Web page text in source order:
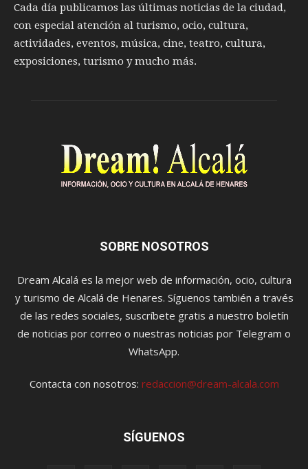
Cada día publicamos las últimas noticias de la ciudad,
con especial atención al turismo, ocio, cultura,
actividades, eventos, música, cine, teatro, cultura,
exposiciones, turismo y mucho más.
SOBRE NOSOTROS
Dream Alcalá es la mejor web de información, ocio, cultura
y turismo de Alcalá de Henares. Síguenos también a través
de las redes sociales, suscríbete gratis a nuestro boletín
de noticias por correo o nuestras noticias por Telegram o
WhatsApp.
Contacta con nosotros: redaccion@dream-alcala.com
SÍGUENOS